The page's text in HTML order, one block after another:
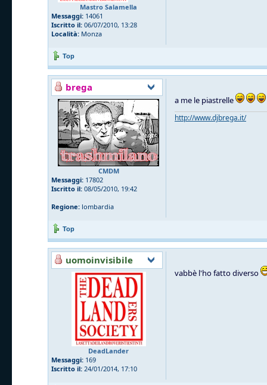
Mastro Salamella
Messaggi: 14061
Iscritto il: 06/07/2010, 13:28
Località: Monza
Top
brega
CMDM
Messaggi: 17802
Iscritto il: 08/05/2010, 19:42
Regione: lombardia
a me le piastrelle
http://www.djbrega.it/
Top
uomoinvisibile
DeadLander
Messaggi: 169
Iscritto il: 24/01/2014, 17:10
vabbè l'ho fatto diverso